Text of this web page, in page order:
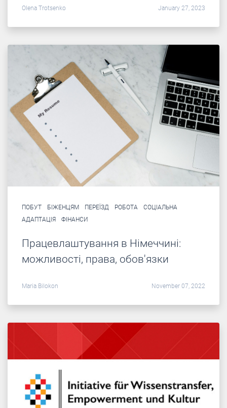
Olena Trotsenko January 27, 2023
ПОБУТ БІЖЕНЦЯМ ПЕРЕЇЗД РОБОТА
СОЦІАЛЬНА
АДАПТАЦІЯ
ФІНАНСИ
Працевлаштування в Німеччині:
можливості, права, обов'язки
Maria Bilokon November 07, 2022